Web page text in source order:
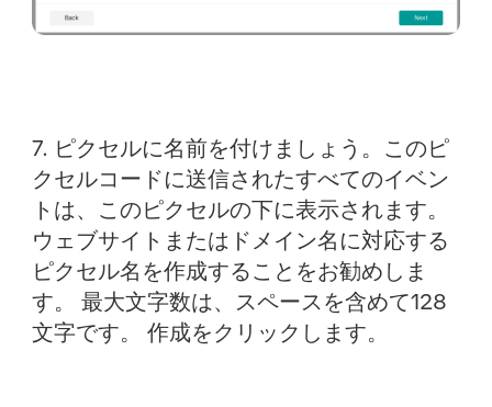
7. ピクセルに名前を付けましょう 。このピ
クセルコードに送信されたすべてのイベン
トは、このピクセルの下に表示されます。
ウェブサイトまたはドメイン名に対応する
ピクセル名を作成することをお勧めしま
す。 最大文字数は、スペースを含めて128
文字です。 作成をクリックします。